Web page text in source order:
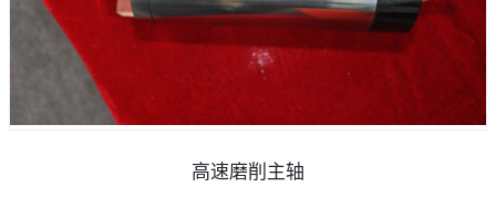
高速磨削主轴